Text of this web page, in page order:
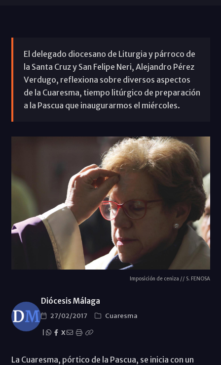
El delegado diocesano de Liturgia y párroco de
la Santa Cruz y San Felipe Neri, Alejandro Pérez
Verdugo, reflexiona sobre diversos aspectos
de la Cuaresma, tiempo litúrgico de preparación
a la Pascua que inaugurarmos el miércoles.
Imposición de ceniza // S. FENOSA
Diócesis Málaga
27/02/2017
Cuaresma
X
La Cuaresma, pórtico de la Pascua, se inicia con un